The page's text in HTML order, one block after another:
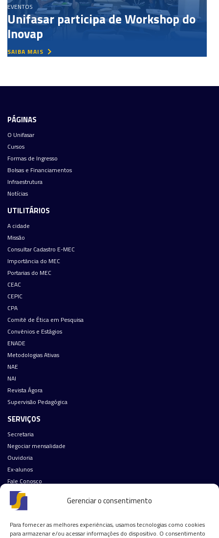
Gerenciar o consentimento
Para fornecer as melhores experiências, usamos tecnologias como cookies
para armazenar e/ou acessar informações do dispositivo. O consentimento
EVENTOS
Unifasar participa de Workshop do
Inovap
SAIBA MAIS
PÁGINAS
O Unifasar
Cursos
Formas de Ingresso
Bolsas e Financiamentos
Infraestrutura
Notícias
UTILITÁRIOS
A cidade
Missão
Consultar Cadastro E-MEC
Importância do MEC
Portarias do MEC
CEAC
CEPIC
CPA
Comitê de Ética em Pesquisa
Convênios e Estágios
ENADE
Metodologias Ativas
NAE
NAI
Revista Ágora
Supervisão Pedagógica
SERVIÇOS
Secretaria
Negociar mensalidade
Ouvidoria
Ex-alunos
Fale Conosco
Política de Cookies (BR)
Nossas redes sociais:
(31)3062-2000